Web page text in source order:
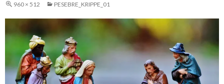
960 × 512 PESEBRE_KRIPPE_01